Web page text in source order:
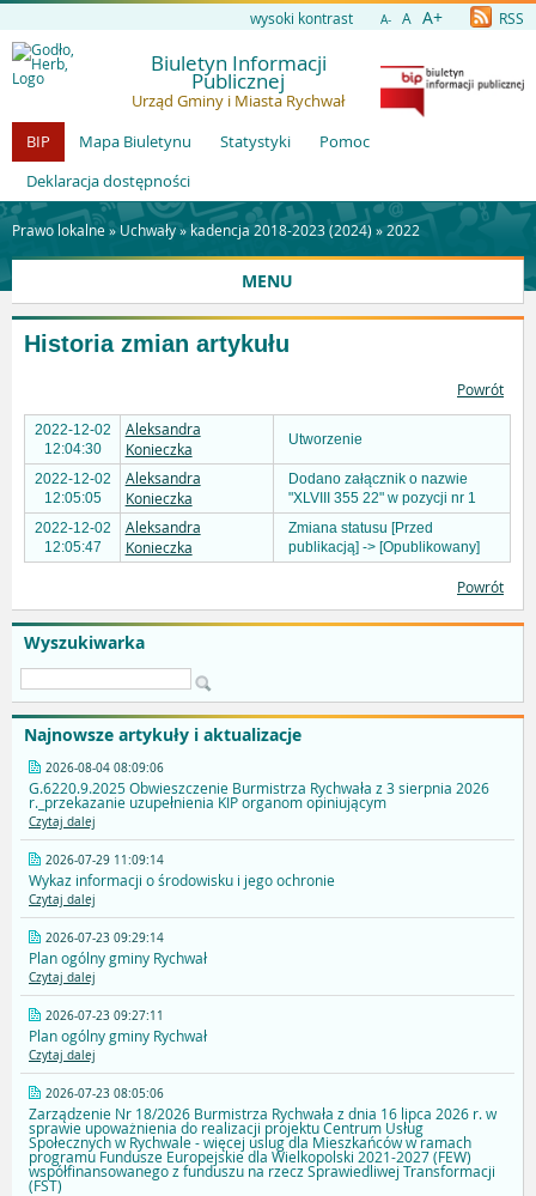
wysoki kontrast A- A A+ RSS
Biuletyn Informacji
Publicznej
Urząd Gminy i Miasta Rychwał
BIP
Mapa Biuletynu Statystyki
Pomoc
Deklaracja dostępności
Prawo lokalne » Uchwały» kadencja 2018-2023 (2024) »2022
MENU
Wyszukiwarka
Najnowsze artykuły i aktualizacje
2026-08-04 08:09:06
G.6220.9.2025 Obwieszczenie Burmistrza Rychwała z 3 sierpnia 2026
r._przekazanie uzupełnienia KIP organom opiniującym
Czytaj dalej
2026-07-29 11:09:14
Wykaz informacji o środowisku i jego ochronie
Czytaj dalej
2026-07-23 09:29:14
Plan ogólny gminy Rychwał
Czytaj dalej
2026-07-23 09:27:11
Plan ogólny gminy Rychwał
Czytaj dalej
2026-07-23 08:05:06
Zarządzenie Nr 18/2026 Burmistrza Rychwała z dnia 16 lipca 2026 r. w
sprawie upoważnienia do realizacji projektu Centrum Usług
Społecznych w Rychwale - więcej uslug dla Mieszkańców w ramach
programu Fundusze Europejskie dla Wielkopolski 2021-2027 (FEW)
współfinansowanego z funduszu na rzecz Sprawiedliwej Transformacji
(FST)
Historia zmian artykułu
Powrót
2022-12-02
12:04:30
Aleksandra
Konieczka
Utworzenie
2022-12-02
12:05:05
Aleksandra
Konieczka
Dodano załącznik o nazwie
"XLVIII 355 22" w pozycji nr 1
2022-12-02
12:05:47
Aleksandra
Konieczka
Zmiana statusu [Przed
publikacją] -> [Opublikowany]
Powrót